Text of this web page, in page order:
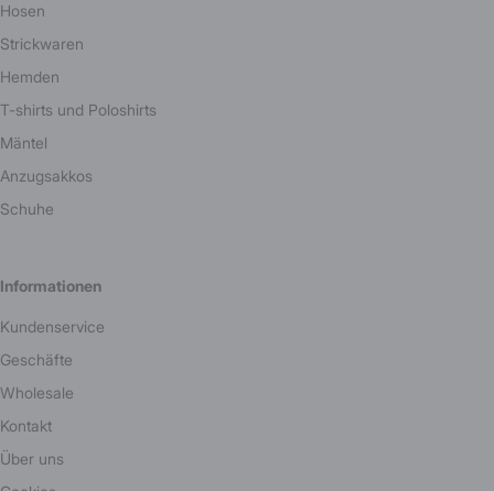
Hosen
Strickwaren
Hemden
T-shirts und Poloshirts
Mäntel
Anzugsakkos
Schuhe
Informationen
Kundenservice
Geschäfte
Wholesale
Kontakt
Über uns